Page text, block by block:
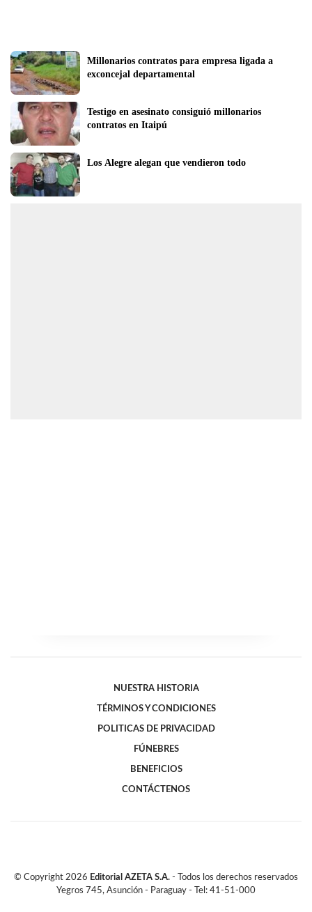
Millonarios contratos para empresa ligada a
exconcejal departamental
Testigo en asesinato consiguió millonarios
contratos en Itaipú
Los Alegre alegan que vendieron todo
NUESTRA HISTORIA
TÉRMINOS Y CONDICIONES
POLITICAS DE PRIVACIDAD
FÚNEBRES
BENEFICIOS
CONTÁCTENOS
© Copyright 2026 Editorial AZETA S.A. - Todos los derechos reservados
Yegros 745, Asunción - Paraguay - Tel: 41-51-000